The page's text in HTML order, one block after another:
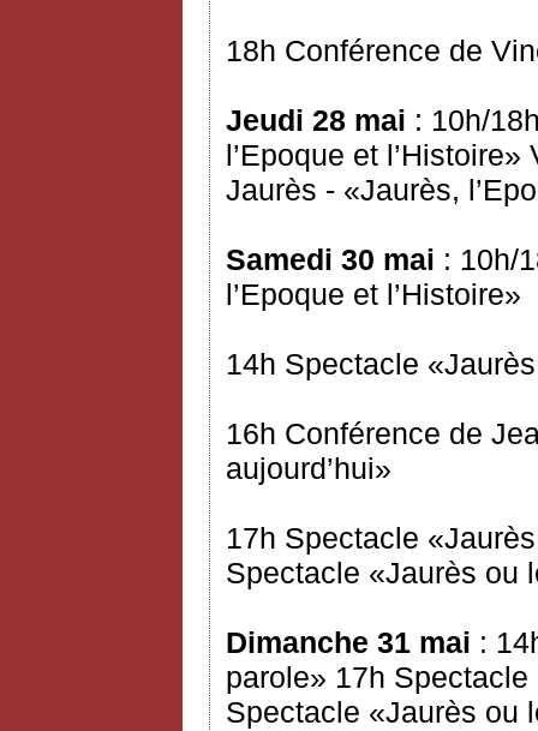
18h Conférence de
Jeudi 28 mai : 10h/
l’Epoque et
Jaurès - «Jaurès,
Samedi 30 mai : 10h/
l’Epoque et l’Histoire»
14h Spectacle
16h Conférence de
aujourd’hui»
17h Spectacle
Spectacle «Jaurès ou
Dimanche 31 mai :
parole» 17h
Spectacle «Jaurès ou